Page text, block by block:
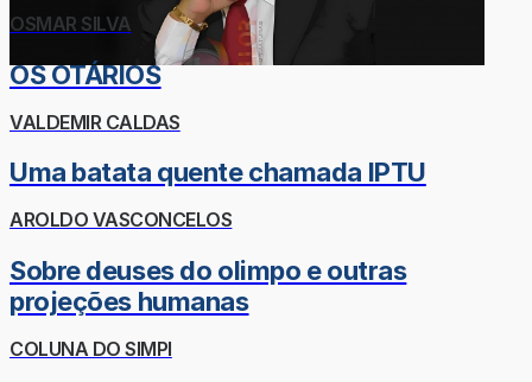
OSMAR SILVA
OS OTÁRIOS
VALDEMIR CALDAS
Uma batata quente chamada IPTU
AROLDO VASCONCELOS
Sobre deuses do olimpo e outras
projeções humanas
COLUNA DO SIMPI